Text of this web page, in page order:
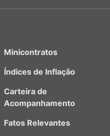
Minicontratos
Índices de Inflação
Carteira de
Acompanhamento
Fatos Relevantes